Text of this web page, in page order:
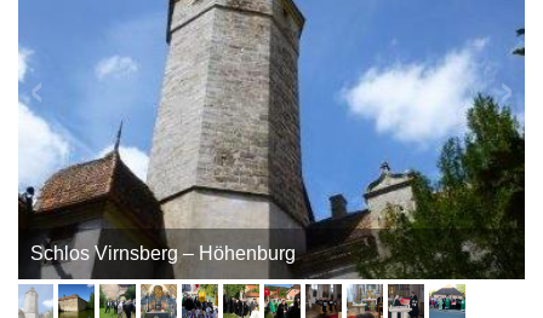
Schlos Virnsberg – Höhenburg